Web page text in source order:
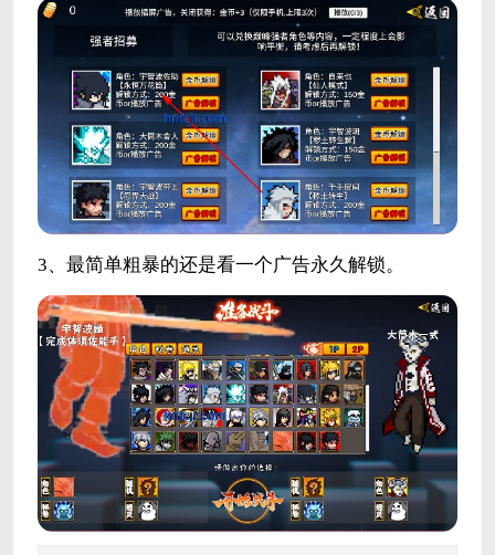
3、最简单粗暴的还是看一个广告永久解锁。